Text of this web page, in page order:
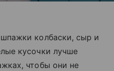
колбаски, сыр и
кусочки лучше
чтобы они не